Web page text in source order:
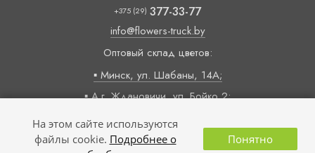
+375 (29) 377-33-77
info@flowers-truck.by
Оптовый склад цветов:
▪ Минск, ул. Шабаны, 14А;
▪ А.г. Ждановичи, ул. Бойко 2;
09:00 — 18:00 (пн-пт)
На этом сайте используются
файлы cookie. Подробнее о
Понятно